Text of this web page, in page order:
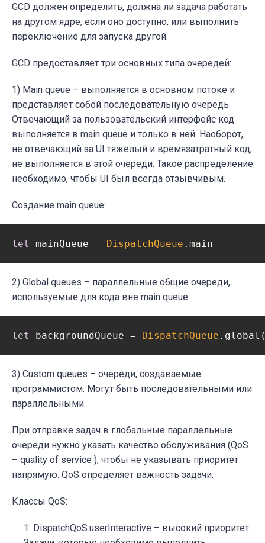
GCD должен определить, должна ли задача работать
на другом ядре, если оно доступно, или выполнить
переключение для запуска другой.
GCD предоставляет три основных типа очередей:
1) Main queue – выполняется в основном потоке и
представляет собой последовательную очередь.
Отвечающий за пользовательский интерфейс код
выполняется в main queue и только в ней. Наоборот,
не отвечающий за UI тяжелый и времязатратный код,
не выполняется в этой очереди. Такое распределение
необходимо, чтобы UI был всегда отзывчивым.
Создание main queue:
let mainQueue = DispatchQueue
2) Global queues – параллельные общие очереди,
используемые для кода вне main queue.
let backgroundQueue = DispatchQueue
3) Custom queues – очереди, создаваемые
программистом. Могут быть последовательными или
параллельными.
При отправке задач в глобальные параллельные
очереди нужно указать качество обслуживания (QoS
– quality of service ), чтобы не указывать приоритет
напрямую. QoS определяет важность задачи.
Классы QoS:
DispatchQoS.userInteractive – высокий приоритет.